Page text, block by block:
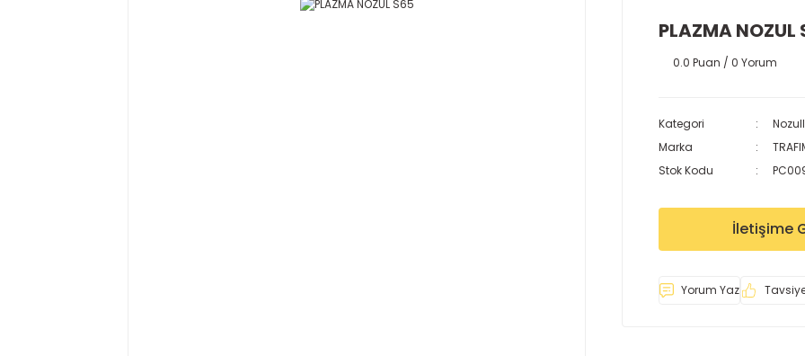
PLAZMA NOZUL
0.0 Puan / 0 Yorum
Kategori
Marka
Stok Kodu
İletişime
Yorum Yaz